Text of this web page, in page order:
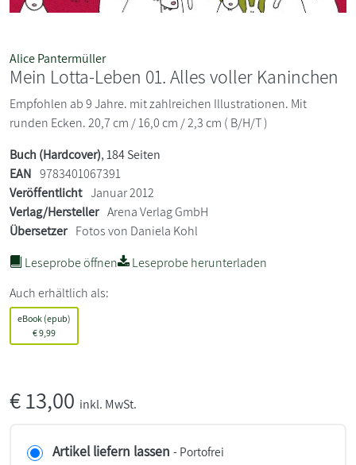
Alice Pantermüller
Mein Lotta-Leben 01. Alles voller Kaninchen
Empfohlen ab 9 Jahre. mit zahlreichen Illustrationen. Mit
runden Ecken. 20,7 cm / 16,0 cm / 2,3 cm ( B/H/T )
Buch (Hardcover), 184 Seiten
EAN 9783401067391
Veröffentlicht Januar 2012
Verlag/Hersteller Arena Verlag GmbH
Übersetzer Fotos von Daniela Kohl
Leseprobe öffnen
Leseprobe herunterladen
Auch erhältlich als:
eBook (epub)
€9,99
€13,00 inkl. MwSt.
Artikel liefern lassen - Portofrei